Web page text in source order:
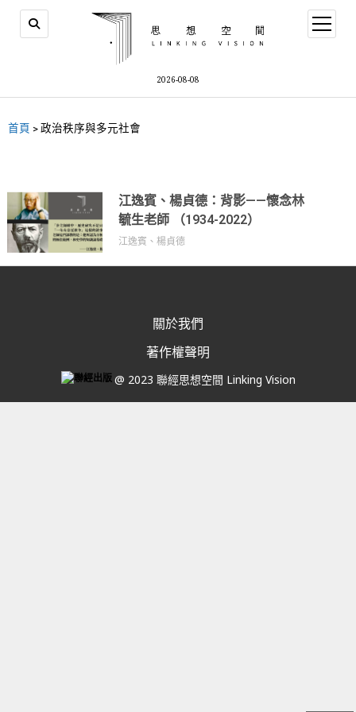
2026-08-08
首頁 >政治秩序與多元社會
江逸賓、楊貞德：背影——懷念林
毓生老師 （1934-2022）
江逸賓、楊貞德
關於我們
著作權聲明
@ 2023 聯經思想空間 Linking Vision